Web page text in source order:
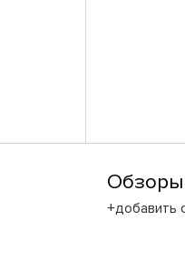
+добавить